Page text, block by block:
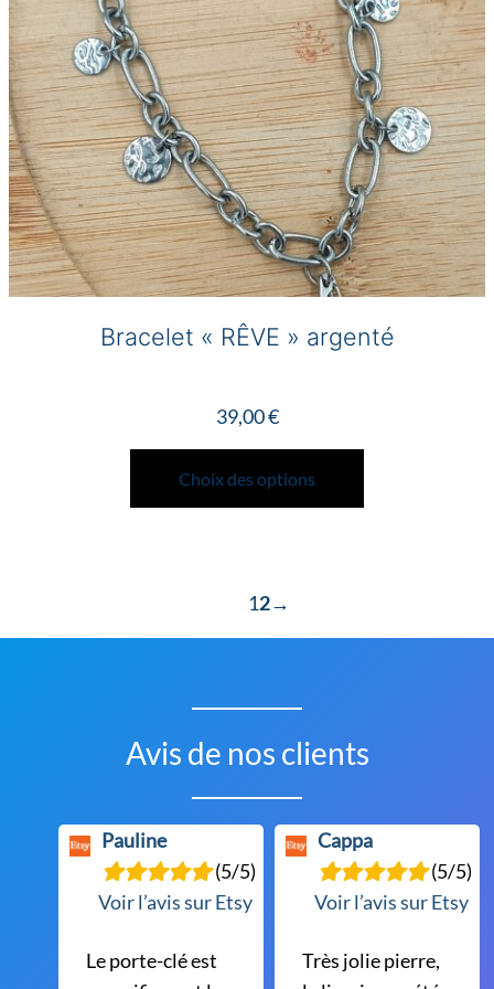
sur
la
page
du
produit
Bracelet « RÊVE » argenté
39,00€
Choix des options
Ce
a
options
sur
du
produit
12→
Avis de nos clients
Pauline
(5/5)
Voir l’avis sur Etsy
Le porte-clé est
Cappa
(5/5)
Voir l’avis sur Etsy
Très jolie pierre,